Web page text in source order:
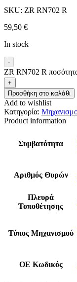
SKU: ZR RN702 R
59,50 €
In stock
-
ZR RN702 R
+
Προσθήκη στο καλάθι
Add to wishlist
Κατηγορία:
Product information
Συμβατότητα
Αριθμός Θυρών
Πλευρά
Τοποθέτησης
Τύπος Μηχανισμού
ΟΕ Κωδικός